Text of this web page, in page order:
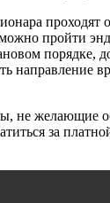
проходят
пройти
порядке,
направление
не желающие
за